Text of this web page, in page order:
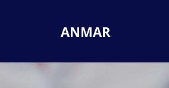
ANMAR